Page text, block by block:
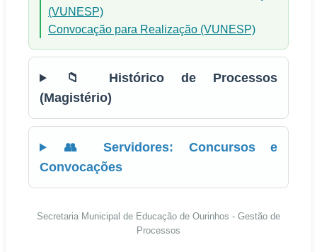
(VUNESP)
Convocação para Realização (VUNESP)
📁 Histórico de Processos
(Magistério)
👥 Servidores: Concursos e
Convocações
Secretaria Municipal de Educação de Ourinhos - Gestão de
Processos